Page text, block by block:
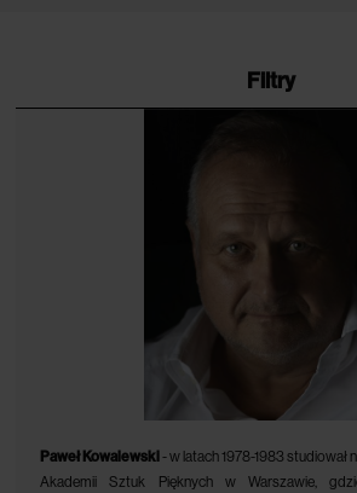
Filtry
Paweł Kowalewski - w latach 1978-1983 studiował
Akademii Sztuk Pięknych w Warszawie,